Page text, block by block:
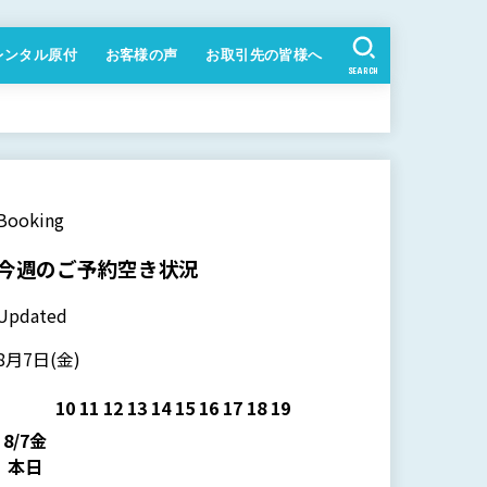
ンタル原付 お客様の声 お取引先の皆様へ
SEARCH